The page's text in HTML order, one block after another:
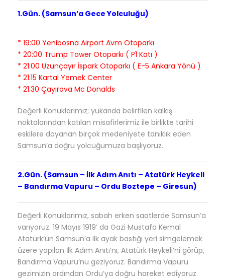
1.Gün. (Samsun’a Gece Yolculuğu)
* 19:00 Yenibosna Airport Avm Otoparkı
* 20:00 Trump Tower Otoparkı ( P1 Katı )
* 21:00 Uzunçayır İspark Otoparkı ( E-5 Ankara Yönü )
* 21:15 Kartal Yemek Center
* 21:30 Çayırova Mc Donalds
Değerli Konuklarımız; yukarıda belirtilen kalkış
noktalarından katılan misafirlerimiz ile birlikte tarihi
eskilere dayanan birçok medeniyete tanıklık eden
Samsun’a doğru yolcuğumuza başlıyoruz.
2.Gün. (Samsun – İlk Adım Anıtı – Atatürk Heykeli
– Bandırma Vapuru – Ordu Boztepe – Giresun)
Değerli Konuklarımız, sabah erken saatlerde Samsun’a
varıyoruz. 19 Mayıs 1919’ da Gazi Mustafa Kemal
Atatürk’ün Samsun’a ilk ayak bastığı yeri simgelemek
üzere yapılan İlk Adım Anıtı’nı, Atatürk Heykeli’ni görüp,
Bandırma Vapuru’nu geziyoruz. Bandırma Vapuru
gezimizin ardından Ordu’ya doğru hareket ediyoruz.